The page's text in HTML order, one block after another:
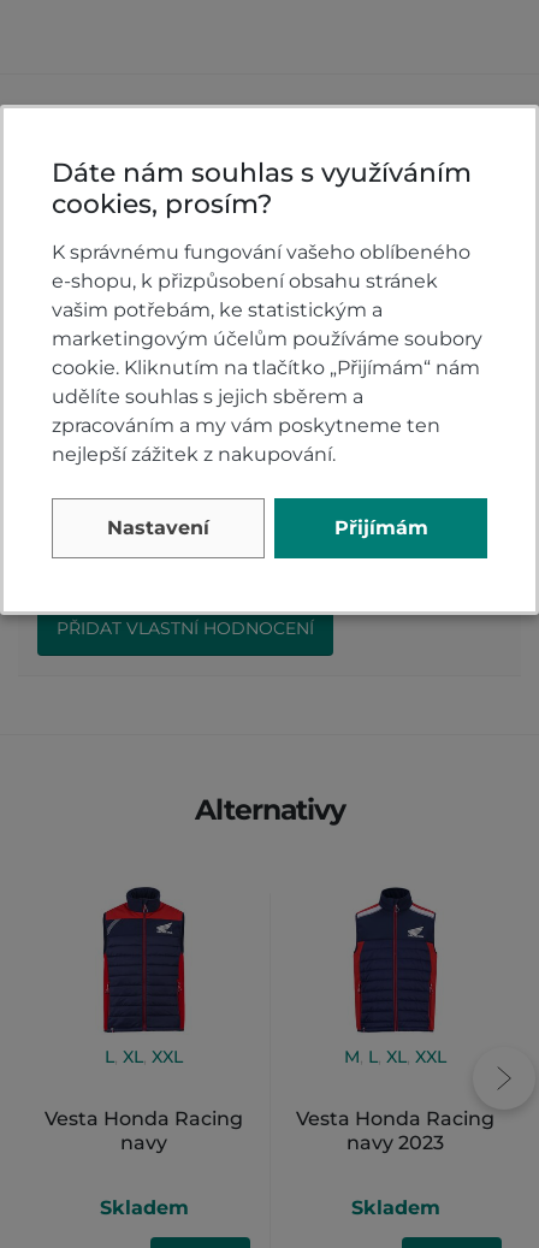
Máte otázky k produktu: Vesta Honda Racing
Zeptejte se.
ZEPTAT SE V DISKUSI
Hodnocení produktu
tak dalším nakupujícím.
PŘIDAT VLASTNÍ HODNOCENÍ
Alternativy
L, XL, XXL
Vesta Honda Racing
navy
Skladem
M, L, XL, XXL
Vesta Honda Racing
navy 2023
Skladem
Dáte nám souhlas s využíváním
cookies, prosím?
K správnému fungování vašeho oblíbeného
e-shopu, k přizpůsobení obsahu stránek
vašim potřebám, ke statistickým a
marketingovým účelům používáme soubory
cookie. Kliknutím na tlačítko „Přijímám“ nám
udělíte souhlas s jejich sběrem a
zpracováním a my vám poskytneme ten
nejlepší zážitek z nakupování.
Nastavení Přijímám